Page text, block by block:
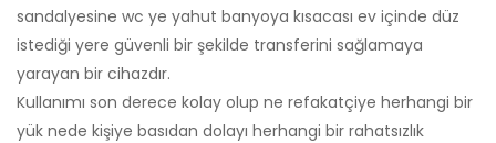
sandalyesine wc ye yahut banyoya kısacası ev içinde düz
istediği yere güvenli bir şekilde transferini sağlamaya
yarayan bir cihazdır.
Kullanımı son derece kolay olup ne refakatçiye herhangi bir
yük nede kişiye basıdan dolayı herhangi bir rahatsızlık